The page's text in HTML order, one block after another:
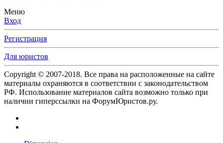
Меню
Вход
Регистрация
Для юристов
Copyright © 2007-2018. Все права на расположенные на сайте
материалы охраняются в соответствии с законодательством
РФ. Использование материалов сайта возможно только при
наличии гиперссылки на ФорумЮристов.ру.